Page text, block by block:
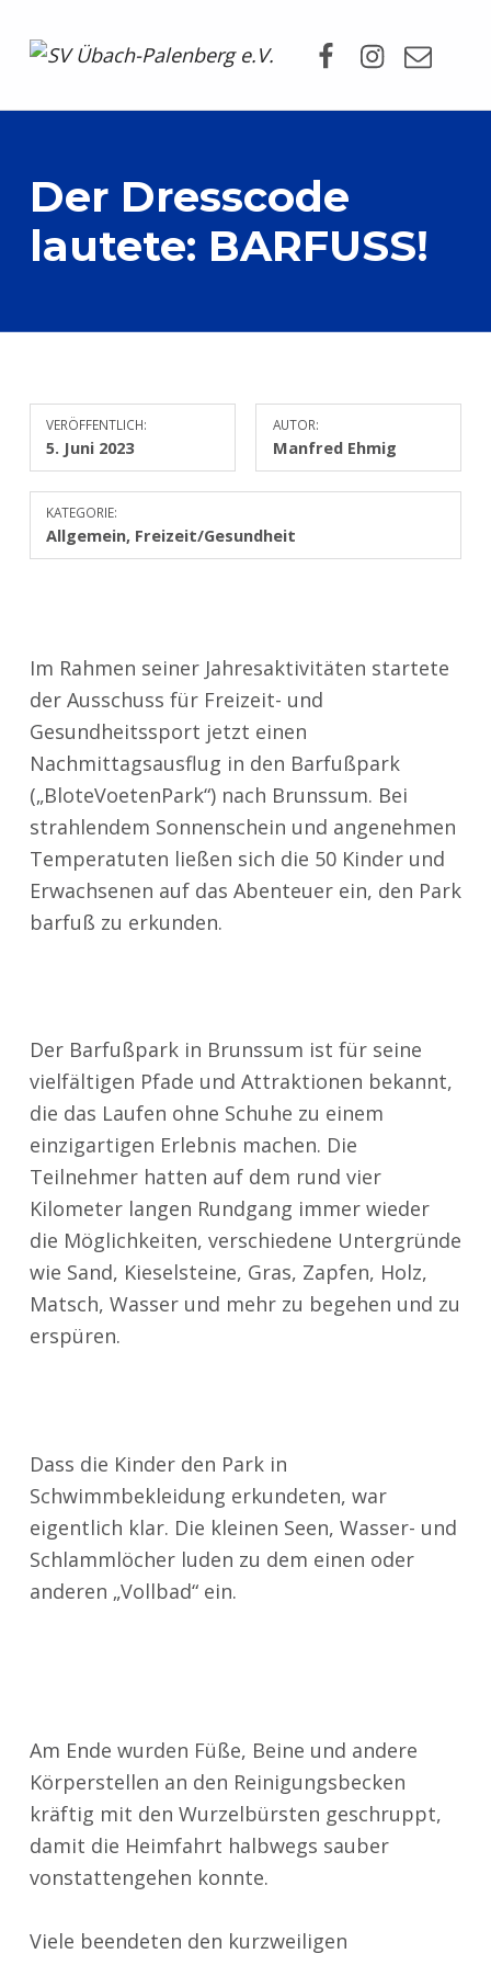
Der Dresscode
lautete: BARFUSS!
VERÖFFENTLICH:
5. Juni 2023
AUTOR:
Manfred Ehmig
KATEGORIE:
Allgemein, Freizeit/Gesundheit
Im Rahmen seiner Jahresaktivitäten startete
der Ausschuss für Freizeit- und
Gesundheitssport jetzt einen
Nachmittagsausflug in den Barfußpark
(„BloteVoetenPark“) nach Brunssum. Bei
strahlendem Sonnenschein und angenehmen
Temperatuten ließen sich die 50 Kinder und
Erwachsenen auf das Abenteuer ein, den Park
barfuß zu erkunden.
Der Barfußpark in Brunssum ist für seine
vielfältigen Pfade und Attraktionen bekannt,
die das Laufen ohne Schuhe zu einem
einzigartigen Erlebnis machen. Die
Teilnehmer hatten auf dem rund vier
Kilometer langen Rundgang immer wieder
die Möglichkeiten, verschiedene Untergründe
wie Sand, Kieselsteine, Gras, Zapfen, Holz,
Matsch, Wasser und mehr zu begehen und zu
erspüren.
Dass die Kinder den Park in
Schwimmbekleidung erkundeten, war
eigentlich klar. Die kleinen Seen, Wasser- und
Schlammlöcher luden zu dem einen oder
anderen „Vollbad“ ein.
Am Ende wurden Füße, Beine und andere
Körperstellen an den Reinigungsbecken
kräftig mit den Wurzelbürsten geschruppt,
damit die Heimfahrt halbwegs sauber
vonstattengehen konnte.
Viele beendeten den kurzweiligen